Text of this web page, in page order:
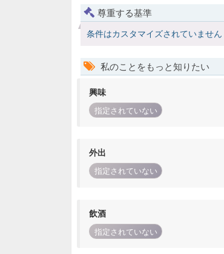
尊重する基準
条件はカスタマイズされていません
私のことをもっと知りたい
興味
指定されていない
外出
指定されていない
飲酒
指定されていない